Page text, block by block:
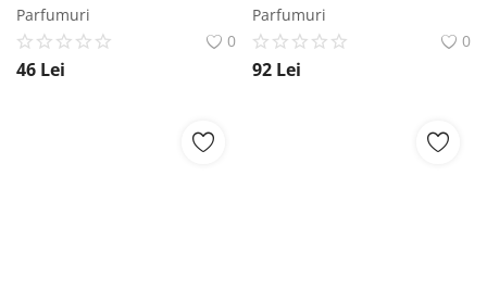
Parfumuri
0
46 Lei
Parfumuri
0
92 Lei